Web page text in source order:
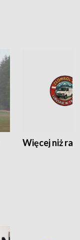
Więcej niż rajd